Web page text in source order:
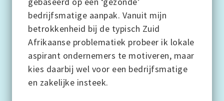
bedrijfsmatige aanpak. Vanuit mijn
betrokkenheid bij de typisch Zuid
Afrikaanse problematiek probeer ik lokale
aspirant ondernemers te motiveren, maar
kies daarbij wel voor een bedrijfsmatige
en zakelijke insteek.